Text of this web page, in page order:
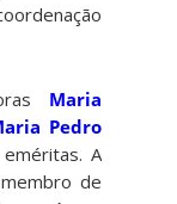
Maria
Pedro
A
de